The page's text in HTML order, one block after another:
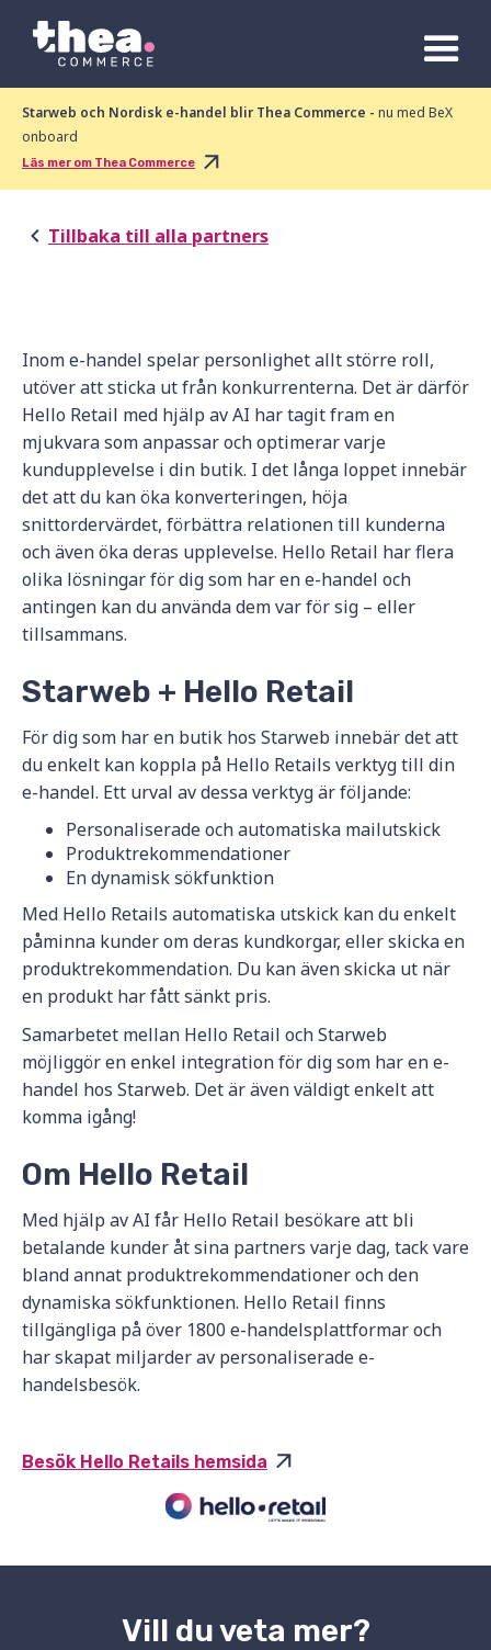
Starweb och Nordisk e-handel blir Thea Commerce - nu med BeX
onboard
Läs mer om Thea Commerce
Tillbaka till alla partners
Inom e-handel spelar personlighet allt större roll,
utöver att sticka ut från konkurrenterna. Det är därför
Hello Retail med hjälp av AI har tagit fram en
mjukvara som anpassar och optimerar varje
kundupplevelse i din butik. I det långa loppet innebär
det att du kan öka konverteringen, höja
snittordervärdet, förbättra relationen till kunderna
och även öka deras upplevelse. Hello Retail har flera
olika lösningar för dig som har en e-handel och
antingen kan du använda dem var för sig – eller
tillsammans.
Starweb + Hello Retail
För dig som har en butik hos Starweb innebär det att
du enkelt kan koppla på Hello Retails verktyg till din
e-handel. Ett urval av dessa verktyg är följande:
Personaliserade och automatiska mailutskick
Produktrekommendationer
En dynamisk sökfunktion
Med Hello Retails automatiska utskick kan du enkelt
påminna kunder om deras kundkorgar, eller skicka en
produktrekommendation. Du kan även skicka ut när
en produkt har fått sänkt pris.
Samarbetet mellan Hello Retail och Starweb
möjliggör en enkel integration för dig som har en e-
handel hos Starweb. Det är även väldigt enkelt att
komma igång!
Om Hello Retail
Med hjälp av AI får Hello Retail besökare att bli
betalande kunder åt sina partners varje dag, tack vare
bland annat produktrekommendationer och den
dynamiska sökfunktionen. Hello Retail finns
tillgängliga på över 1800 e-handelsplattformar och
har skapat miljarder av personaliserade e-
handelsbesök.
Besök Hello Retails hemsida
Vill du veta mer?